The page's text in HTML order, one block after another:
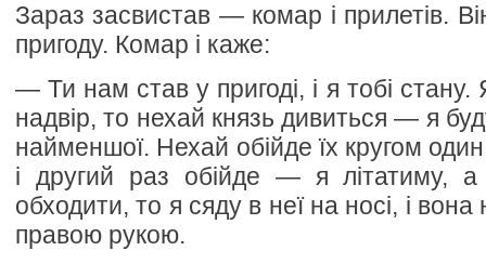
Зараз засвистав — комар і прилетів.
пригоду. Комар і каже:
— Ти нам став у пригоді, і я тобі стану.
надвір, то нехай князь дивиться — я
найменшої. Нехай обійде їх кругом
і другий раз обійде — я літатиму, а
обходити, то я сяду в неї на носі, і
правою рукою.